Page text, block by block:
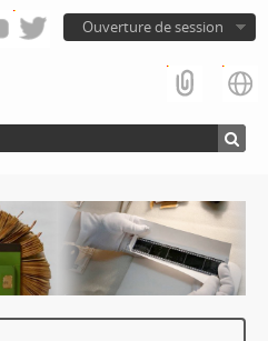
Ouverture de session